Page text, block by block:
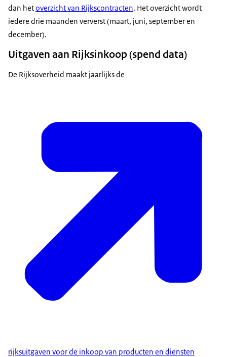
dan hetoverzicht van Rijkscontracten. Het overzicht wordt
iedere drie maanden ververst (maart, juni, september en
december).
Uitgaven aan Rijksinkoop (spend data)
De Rijksoverheid maakt jaarlijks de
rijksuitgaven voor de inkoop van producten en diensten